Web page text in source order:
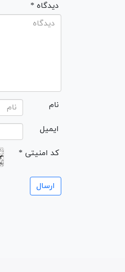
* دیدگاه
نام
ایمیل
* کد امنیتی